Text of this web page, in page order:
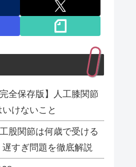
全保存版】人工膝関節
けないこと
股関節は何歳で受ける
すぎ問題を徹底解説